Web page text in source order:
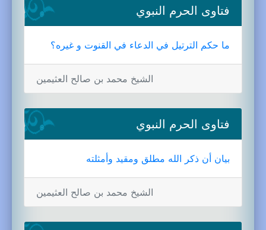
فتاوى الحرم النبوي
ما حكم الترتيل في الدعاء في القنوت و غيره؟
الشيخ محمد بن صالح العثيمين
فتاوى الحرم النبوي
بيان أن ذكر الله مطلق ومقيد وأمثلته
الشيخ محمد بن صالح العثيمين